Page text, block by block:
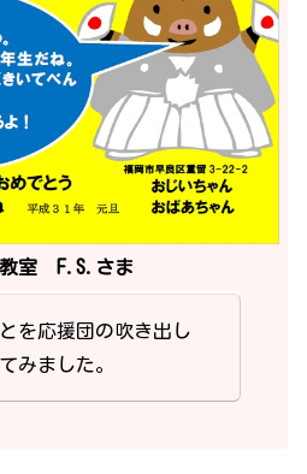
室 F.S.さま
を応援団の吹き出し
みました。